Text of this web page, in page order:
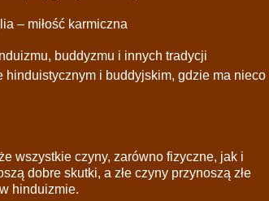
– miłość karmiczna
buddyzmu i innych tradycji
i buddyjskim, gdzie ma nieco
wszystkie czyny, zarówno fizyczne, jak i
dobre skutki, a złe czyny przynoszą złe
hinduizmie.